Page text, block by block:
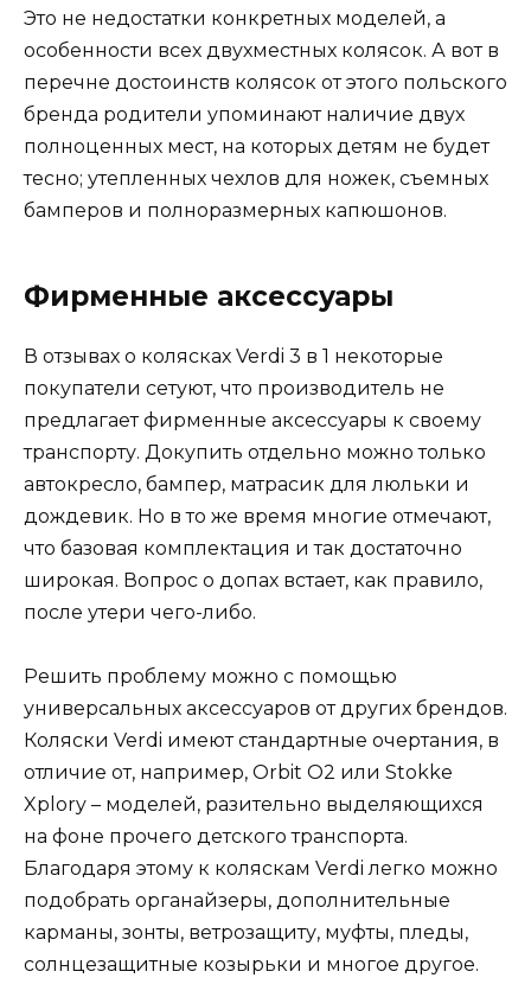
Это не недостатки конкретных моделей, а
особенности всех двухместных колясок. А вот в
перечне достоинств колясок от этого польского
бренда родители упоминают наличие двух
полноценных мест, на которых детям не будет
тесно; утепленных чехлов для ножек, съемных
бамперов и полноразмерных капюшонов.
Фирменные аксессуары
В отзывах о колясках Verdi 3 в 1 некоторые
покупатели сетуют, что производитель не
предлагает фирменные аксессуары к своему
транспорту. Докупить отдельно можно только
автокресло, бампер, матрасик для люльки и
дождевик. Но в то же время многие отмечают,
что базовая комплектация и так достаточно
широкая. Вопрос о допах встает, как правило,
после утери чего-либо.
Решить проблему можно с помощью
универсальных аксессуаров от других брендов.
Коляски Verdi имеют стандартные очертания, в
отличие от, например, Orbit O2 или Stokke
Xplory – моделей, разительно выделяющихся
на фоне прочего детского транспорта.
Благодаря этому к коляскам Verdi легко можно
подобрать органайзеры, дополнительные
карманы, зонты, ветрозащиту, муфты, пледы,
солнцезащитные козырьки и многое другое.